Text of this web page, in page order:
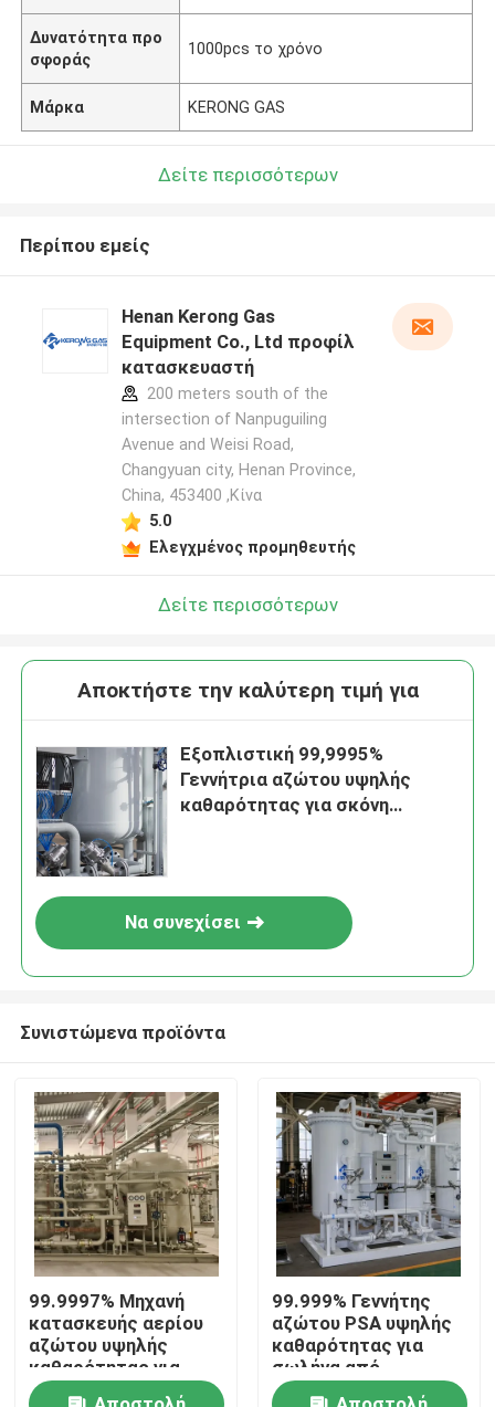
Σπίτι
Προϊόντα
Σχετικά με εμάς
Δυνατότητα προ
σφοράς
1000pcs το χρόνο
Μάρκα KERONG GAS
Δείτε περισσότερων
Περίπου εμείς
Henan Kerong Gas
Equipment Co., Ltd προφίλ
κατασκευαστή
200 meters south of the
intersection of Nanpuguiling
Avenue and Weisi Road,
Changyuan city, Henan Province,
China, 453400 ,Κίνα
5.0
Ελεγχμένος προμηθευτής
Δείτε περισσότερων
Αποκτήστε την καλύτερη τιμή για
Εξοπλιστική 99,9995%
Γεννήτρια αζώτου υψηλής
καθαρότητας για σκόνη
Να συνεχίσει
Συνιστώμενα προϊόντα
99.9997% Μηχανή
κατασκευής αερίου
αζώτου υψηλής
καθαρότητας για
θερμική επεξεργασία
99.999% Γεννήτης
αζώτου PSA υψηλής
καθαρότητας για
σωλήνα από
ανοξείδωτο χάλυβα